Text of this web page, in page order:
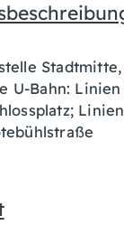
U-Bahn: Linien